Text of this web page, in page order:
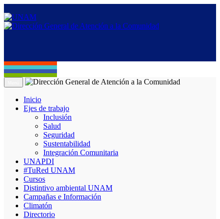
Inicio
Ejes de trabajo
Inclusión
Salud
Seguridad
Sustentabilidad
Integración Comunitaria
UNAPDI
#TuRed UNAM
Cursos
Distintivo ambiental UNAM
Campañas e Información
Climatón
Directorio